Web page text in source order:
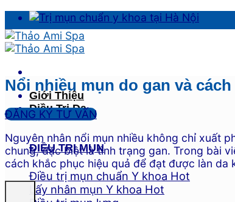
Skip
to
content
Giới Thiệu
Điều Trị Da
ĐIỀU TRỊ MỤN
Điều trị mụn chuẩn Y khoa
Lấy nhân mụn Y khoa
Nổi nhiều mụn do gan và
ĐĂNG KÝ TƯ VẤN
Nguyên nhân nổi mụn nhiều không chỉ xuất
chung, đặc biệt là tình trạng gan. Trong bài
cách khắc phục hiệu quả để đạt được làn da